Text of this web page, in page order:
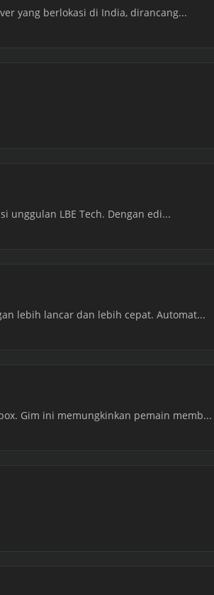
yang berlokasi di India, dirancang...
unggulan LBE Tech. Dengan edi...
lebih lancar dan lebih cepat. Automat...
Gim ini memungkinkan pemain memb...